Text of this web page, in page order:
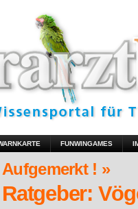
FUNWINGAMES
Aufgemerkt ! »
Ratgeber: